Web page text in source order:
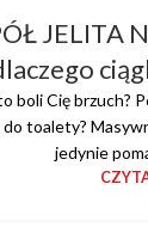
JELITA
boli Cię brzuch?
toalety?
jedynie